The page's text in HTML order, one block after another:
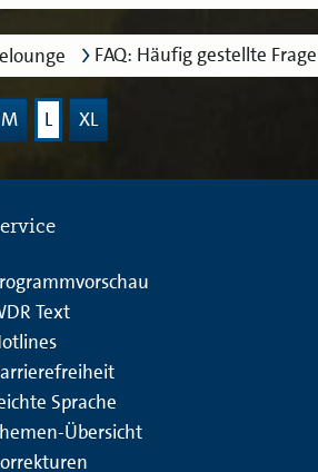
FAQ: Häufig gestellte
M L XL
Text
Sprache
Übersicht